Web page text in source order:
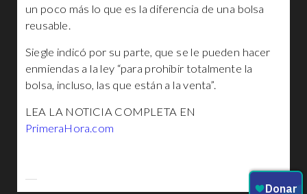
un poco más lo que es la diferencia de una bolsa
reusable.
Siegle indicó por su parte, que se le pueden hacer
enmiendas a la ley “para prohibir totalmente la
bolsa, incluso, las que están a la venta”.
LEA LA NOTICIA COMPLETA EN
PrimeraHora.com